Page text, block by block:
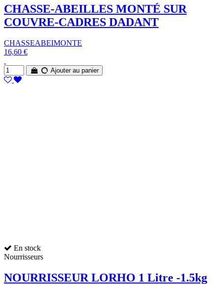
CHASSE-ABEILLES MONTÉ SUR
COUVRE-CADRES DADANT
CHASSEABEIMONTE
16,60 €
Ajouter au panier
En stock
Nourrisseurs
NOURRISSEUR LORHO 1 Litre -1.5kg